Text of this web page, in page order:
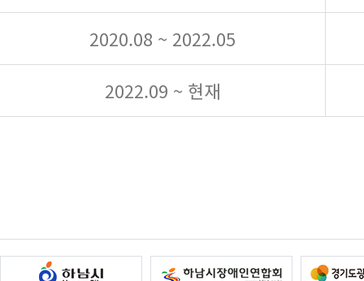
2020.08 ~ 2022.05
2022.09 ~ 현재